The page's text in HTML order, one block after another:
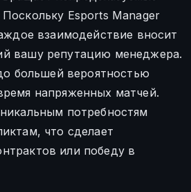
Esports Manager
взаимодействие вносит
вашу репутацию менеджера.
большей вероятностью
напряженных матчей.
потребностям
что сделает
или победу в